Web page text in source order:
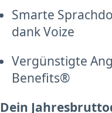
Smarte
dank Voize
Vergünstigte
Benefits®
Dein